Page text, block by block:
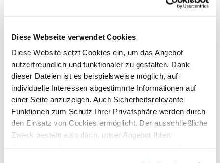
Diese Webseite verwendet Cookies
Diese Website setzt Cookies ein, um das Angebot
nutzerfreundlich und funktionaler zu gestalten. Dank
dieser Dateien ist es beispielsweise möglich, auf
individuelle Interessen abgestimmte Informationen auf
einer Seite anzuzeigen. Auch Sicherheitsrelevante
Funktionen zum Schutz Ihrer Privatsphäre werden durch
den Einsatz von Cookies ermöglicht. Der ausschließliche
Zweck besteht also darin, unser Angebot Ihren
Angebote für Mitglieder
Vorteile für Verbands-Mitglieder
✅ Mastercard & Visa Cards ab 0,45 % Disagio zzgl.
Transaktionsgebühr
✅ Kostenlose Installation und Einschulung durch
✅ Mietfreistellung der ersten 12 Monate (bzw. nach
Rückfrage auch länger) zur Umstellung auf die Dienste